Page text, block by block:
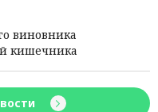
виновника
кишечника